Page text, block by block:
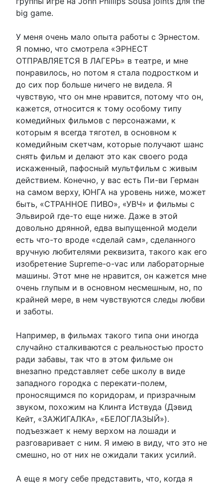
big game.
У меня очень мало опыта работы с Эрнестом.
Я помню, что смотрела «ЭРНЕСТ
ОТПРАВЛЯЕТСЯ В ЛАГЕРЬ» в театре, и мне
понравилось, но потом я стала подростком и
до сих пор больше ничего не видела. Я
чувствую, что он мне нравится, потому что он,
кажется, относится к тому особому типу
комедийных фильмов с персонажами, к
которым я всегда тяготел, в основном к
комедийным скетчам, которые получают шанс
снять фильм и делают это как своего рода
искаженный, пафосный мультфильм с живым
действием. Конечно, у вас есть Пи-ви Герман
на самом верху, ЮНГА на уровень ниже, может
быть, «СТРАННОЕ ПИВО», «УВЧ» и фильмы с
Эльвирой где-то еще ниже. Даже в этой
довольно дрянной, едва выпущенной модели
есть что-то вроде «сделай сам», сделанного
вручную любителями реквизита, такого как его
изобретение Supreme-o-vac или лабораторные
машины. Этот мне не нравится, он кажется мне
очень глупым и в основном несмешным, но, по
крайней мере, в нем чувствуются следы любви
и заботы.
Например, в фильмах такого типа они иногда
случайно сталкиваются с реальностью просто
ради забавы, так что в этом фильме он
внезапно представляет себе школу в виде
западного городка с перекати-полем,
проносящимся по коридорам, и призрачным
звуком, похожим на Клинта Иствуда (Дэвид
Кейт, «ЗАЖИГАЛКА», «БЕЛОГЛАЗЫЙ»).
подъезжает к нему верхом на лошади и
разговаривает с ним. Я имею в виду, что это не
смешно, но от них не ожидали таких усилий.
А еще я могу себе представить, что, когда я